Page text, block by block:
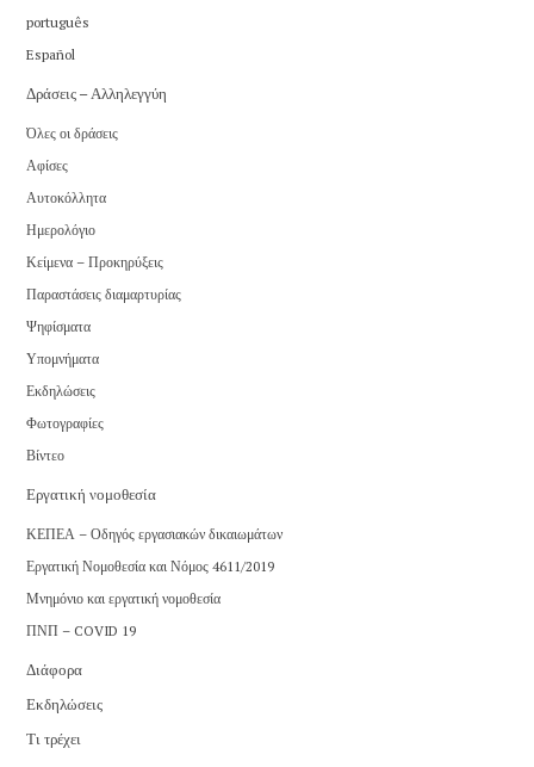
português
Español
Δράσεις – Αλληλεγγύη
Όλες οι δράσεις
Αφίσες
Αυτοκόλλητα
Ημερολόγιο
Κείμενα – Προκηρύξεις
Παραστάσεις διαμαρτυρίας
Ψηφίσματα
Υπομνήματα
Εκδηλώσεις
Φωτογραφίες
Βίντεο
Εργατική νομοθεσία
ΚΕΠΕΑ – Οδηγός εργασιακών δικαιωμάτων
Εργατική Νομοθεσία και Νόμος 4611/2019
Μνημόνιο και εργατική νομοθεσία
ΠΝΠ – COVID 19
Διάφορα
Εκδηλώσεις
Τι τρέχει